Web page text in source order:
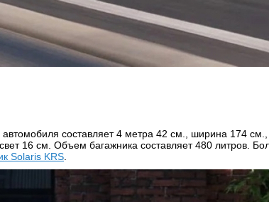
составляет 4 метра 42 см., ширина 174
16 cм. Объем багажника составляет 480 литров.
Solaris KRS